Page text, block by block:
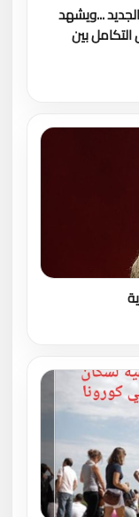
...ويشهد
بين